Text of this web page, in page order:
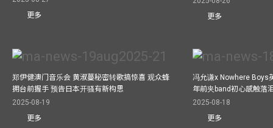
更多
更多
郑伊健澳门音乐会 黄淑蔓秘密转歌搞惊喜 观众蜂
拥台前握手 预告日本开骚有新构思
2025-08-19
更多
冯允谦x Nowhere Boys
年前夹band初心感触落
2025-08-18
更多